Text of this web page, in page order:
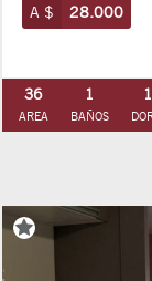
A $ 28.000
36
AREA
1
BAÑOS
1